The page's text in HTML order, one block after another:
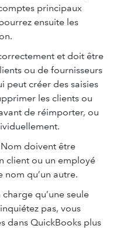
principaux
ensuite les
et doit être
ou de fournisseurs
peut créer des saisies
les clients ou
de réimporter, ou
Nom doivent être
client ou un employé
nom qu’un autre.
qu’une seule
pas, vous
dans QuickBooks plus